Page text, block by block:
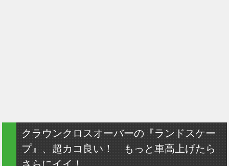
クラウンクロスオーバーの『ランドスケー
プ』、超カコ良い！ もっと車高上げたら